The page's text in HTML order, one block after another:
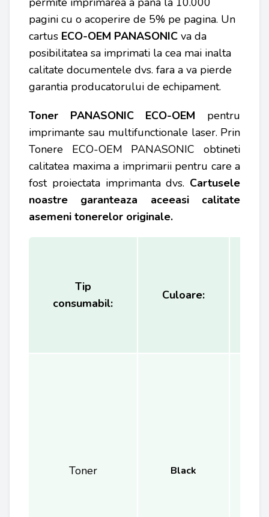
pagini cu o acoperire de 5% pe pagina. Un
cartus ECO-OEM PANASONIC va da
posibilitatea sa imprimati la cea mai inalta
calitate documentele dvs. fara a va pierde
garantia producatorului de echipament.
Toner PANASONIC ECO-OEM pentru
imprimante sau multifunctionale laser. Prin
Tonere ECO-OEM PANASONIC obtineti
calitatea maxima a imprimarii pentru care a
fost proiectata imprimanta dvs. Cartusele
noastre garanteaza aceeasi calitate
asemeni tonerelor originale.
Tip
consumabil:
Culoare:
Toner Black